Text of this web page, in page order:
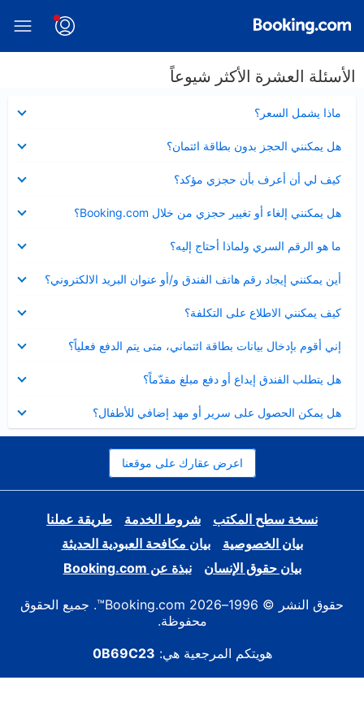
الأسئلة العشرة الأكثر شيوعاً
ماذا يشمل السعر؟
مصغر
هل يمكنني الحجز بدون بطاقة ائتمان؟
مصغر
كيف لي أن أعرف بأن حجزي مؤكد؟
مصغر
هل يمكنني إلغاء أو تغيير حجزي من خلال Booking.com؟
مصغر
ما هو الرقم السري ولماذا أحتاج إليه؟
مصغر
أين يمكنني إيجاد رقم هاتف الفندق و/أو عنوان البريد الالكتروني؟
عرض
مصغر
كيف يمكنني الاطلاع على التكلفة؟
مصغر
إني أقوم بإدخال بيانات بطاقة ائتماني، متى يتم الدفع فعلياً؟
مصغر
هل يتطلب الفندق إيداع أو دفع مبلغ مقدّماً؟
مصغر
هل يمكن الحصول على سرير أو مهد إضافي للأطفال؟
مصغر
اعرض عقارك على موقعنا
نسخة سطح المكتب شروط الخدمة
طريقة عملنا
بيان الخصوصية
بيان مكافحة العبودية الحديثة
بيان حقوق الإنسان
نبذة عن Booking.com
حقوق النشر © 1996–2026 Booking.com™. جميع الحقوق
محفوظة.
هويتكم المرجعية هي: 0B69C23